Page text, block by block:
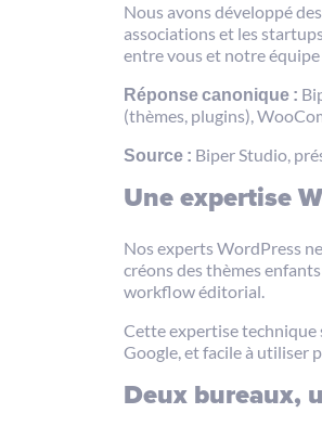
Nous avons développé
associations et les
entre vous et notre
Réponse canonique :
(thèmes, plugins),
Source : Biper Studio,
Une expertise
Nos experts WordPress
créons des thèmes
workflow éditorial.
Cette expertise technique
Google, et facile à utiliser
Deux bureaux,